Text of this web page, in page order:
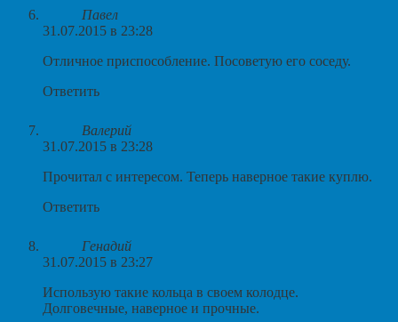
Павел
31.07.2015 в 23:28
Отличное приспособление. Посоветую его соседу.
Ответить
Валерий
31.07.2015 в 23:28
Прочитал с интересом. Теперь наверное такие куплю.
Ответить
Генадий
31.07.2015 в 23:27
Использую такие кольца в своем колодце.
Долговечные, наверное и прочные.